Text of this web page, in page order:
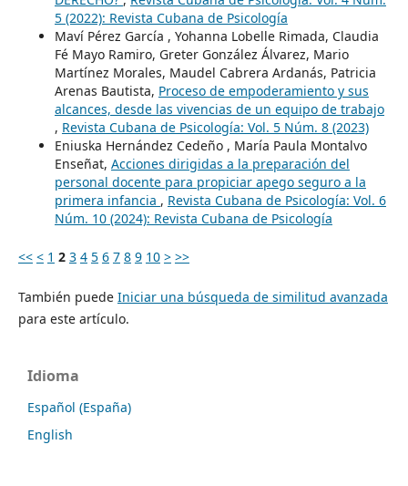
5 (2022): Revista Cubana de Psicología
Maví Pérez García , Yohanna Lobelle Rimada, Claudia
Fé Mayo Ramiro, Greter González Álvarez, Mario
Martínez Morales, Maudel Cabrera Ardanás, Patricia
Arenas Bautista, Proceso de empoderamiento y sus
alcances, desde las vivencias de un equipo de trabajo
, Revista Cubana de Psicología: Vol. 5 Núm. 8 (2023)
Eniuska Hernández Cedeño , María Paula Montalvo
Enseñat, Acciones dirigidas a la preparación del
personal docente para propiciar apego seguro a la
primera infancia , Revista Cubana de Psicología: Vol. 6
Núm. 10 (2024): Revista Cubana de Psicología
<< < 1 2 3 4 5 6 7 8 9 10 > >>
También puede Iniciar una búsqueda de similitud avanzada
para este artículo.
Idioma
Español (España)
English